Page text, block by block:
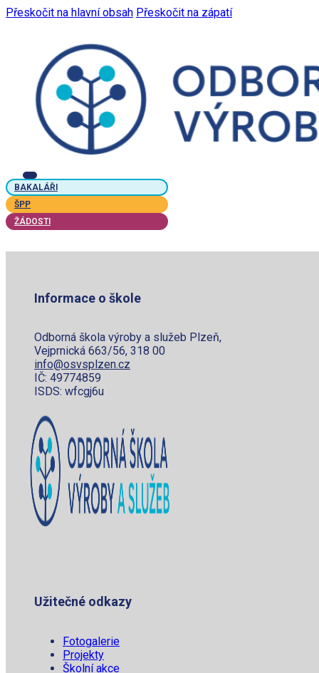
Přeskočit na hlavní obsah Přeskočit na zápatí
BAKALÁŘI
ŠPP
ŽÁDOSTI
Informace o škole
Odborná škola výroby a služeb Plzeň,
Vejprnická 663/56, 318 00
info@osvsplzen.cz
IČ: 49774859
ISDS: wfcgj6u
Užitečné odkazy
Fotogalerie
Projekty
Školní akce